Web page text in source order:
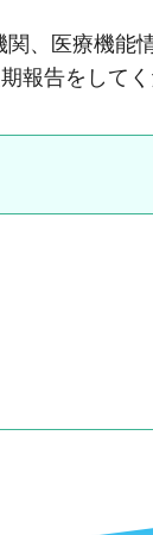
、医療機能
報告をしてく